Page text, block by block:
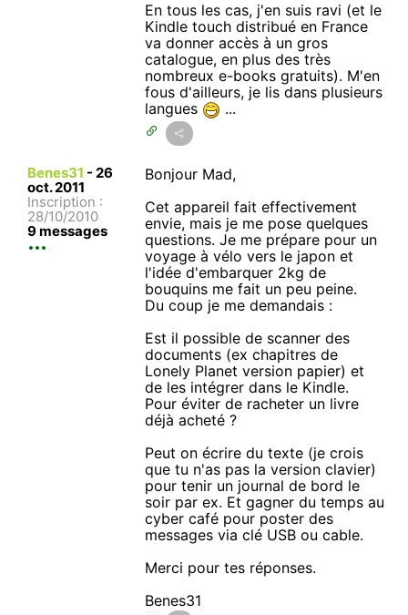
En tous les cas, j'en suis ravi (et le
Kindle touch distribué en France
va donner accès à un gros
catalogue, en plus des très
nombreux e-books gratuits). M'en
fous d'ailleurs, je lis dans plusieurs
langues
...
Benes31 - 26
oct. 2011
Inscription :
28/10/2010
9 messages
Bonjour Mad,
Cet appareil fait effectivement
envie, mais je me pose quelques
questions. Je me prépare pour un
voyage à vélo vers le japon et
l'idée d'embarquer 2kg de
bouquins me fait un peu peine.
Du coup je me demandais :
Est il possible de scanner des
documents (ex chapitres de
Lonely Planet version papier) et
de les intégrer dans le Kindle.
Pour éviter de racheter un livre
déjà acheté ?
Peut on écrire du texte (je crois
que tu n'as pas la version clavier)
pour tenir un journal de bord le
soir par ex. Et gagner du temps au
cyber café pour poster des
messages via clé USB ou cable.
Merci pour tes réponses.
Benes31